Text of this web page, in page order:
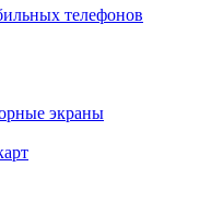
телефонов
экраны